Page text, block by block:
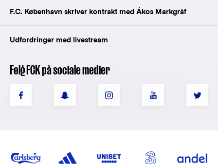
F.C. København skriver kontrakt med Ákos Markgráf
Udfordringer med livestream
Følg FCK på sociale medier